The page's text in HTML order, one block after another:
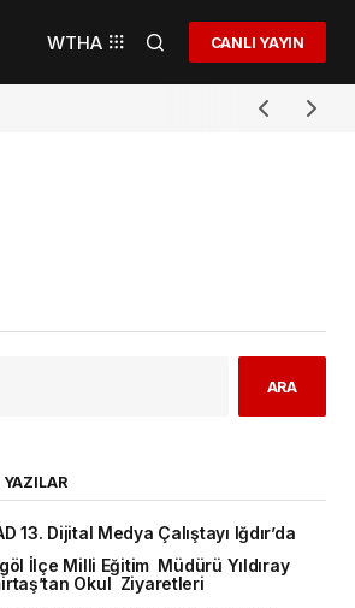
WTHA CANLI YAYIN
ARA
YAZILAR
13. Dijital Medya Çalıştayı Iğdır’da
İlçe Milli Eğitim Müdürü Yıldıray
Okul Ziyaretleri